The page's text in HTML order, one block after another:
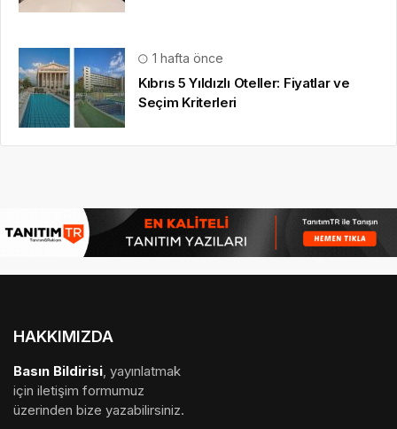
1 hafta önce
Kıbrıs 5 Yıldızlı Oteller: Fiyatlar ve
Seçim Kriterleri
HAKKIMIZDA
Basın Bildirisi, yayınlatmak
için iletişim formumuz
üzerinden bize yazabilirsiniz.